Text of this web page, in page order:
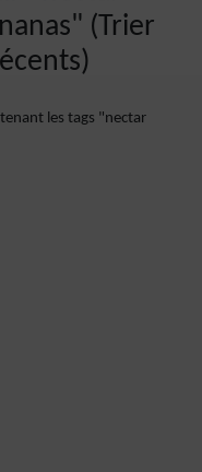
(Trier
les tags "nectar